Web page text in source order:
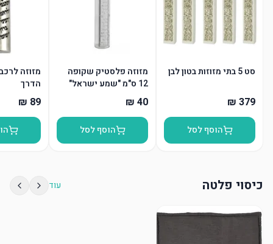
סט 5 בתי מזוזות בטון לבן
הוסף לסל
מזוזה פלסטיק שקופה
12 ס"מ "שמע ישראל"
"ש" כסף
הוסף לסל
מזוזה
הדרך
כיסוי פלטה עוד